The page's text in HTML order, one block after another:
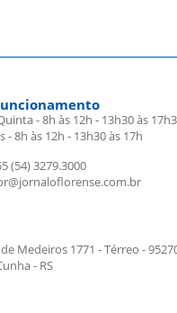
- 8h às 12h - 13h30 às
- 8h às 12h - 13h30 às 17h
(54) 3279.3000
Medeiros 1771 - Térreo -
- RS